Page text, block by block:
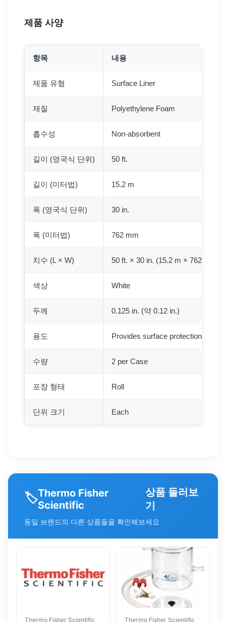
제품 사양
항목 내용
제품 유형 Surface Liner
재질 Polyethylene Foam
흡수성 Non-absorbent
길이 (영국식 단위) 50 ft.
길이 (미터법) 15.2 m
폭 (영국식 단위) 30 in.
폭 (미터법) 762 mm
치수 (L × W) 50 ft. × 30 in. (15.2 m × 762 mm)
색상 White
두께 0.125 in. (약 0.12 in.)
용도 Provides surface protection from
수량 2 per Case
포장 형태 Roll
단위 크기 Each
🏷️Thermo Fisher
Scientific
상품 둘러보
기
동일 브랜드의 다른 상품들을 확인해보세요
Thermo Fisher Scientific Thermo Fisher Scientific